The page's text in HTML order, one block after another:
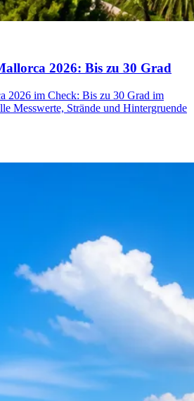
2026: Bis zu 30 Grad
2026 im Check: Bis zu 30 Grad im
Messwerte, Strände und Hintergruende